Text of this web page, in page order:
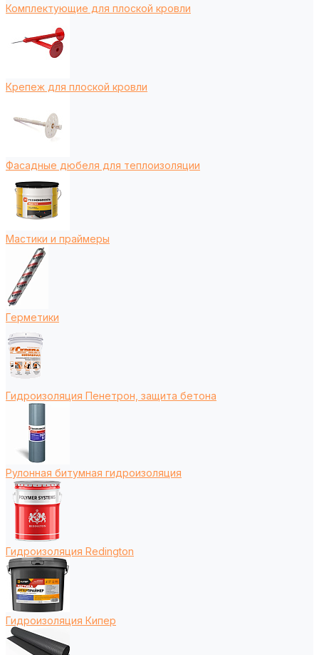
Комплектующие для плоской кровли
Крепеж для плоской кровли
Фасадные дюбеля для теплоизоляции
Мастики и праймеры
Герметики
Гидроизоляция Пенетрон, защита бетона
Рулонная битумная гидроизоляция
Гидроизоляция Redington
Гидроизоляция Кипер